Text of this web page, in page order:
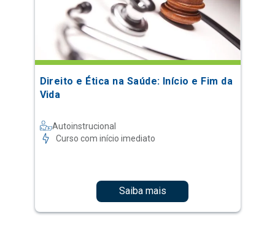
Direito e Ética na Saúde: Início e Fim da
Vida
Autoinstrucional
Curso com início imediato
Saiba mais